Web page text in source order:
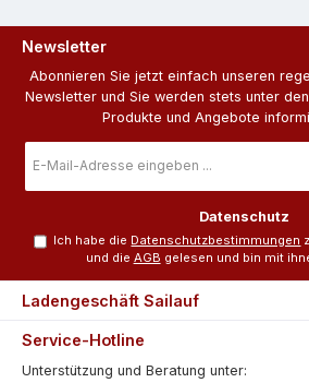
Newsletter
Abonnieren Sie jetzt einfach unseren
Newsletter und Sie werden stets unter
Produkte und Angebote
Mail-
Datenschutz
Ich habe die Datenschutzbestimmungen
und die AGB gelesen und bin mit
Service-Hotline
Unterstützung und Beratung unter:
Ladengeschäft Sailauf